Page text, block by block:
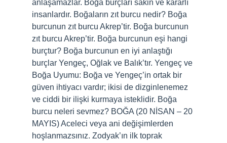
anlaşamazlar. Boğa burçları sakin ve kararlı
insanlardır. Boğaların zıt burcu nedir? Boğa
burcunun zıt burcu Akrep’tir. Boğa burcunun
zıt burcu Akrep’tir. Boğa burcunun eşi hangi
burçtur? Boğa burcunun en iyi anlaştığı
burçlar Yengeç, Oğlak ve Balık’tır. Yengeç ve
Boğa Uyumu: Boğa ve Yengeç’in ortak bir
güven ihtiyacı vardır; ikisi de dizginlenemez
ve ciddi bir ilişki kurmaya isteklidir. Boğa
burcu neleri sevmez? BOĞA (20 NİSAN – 20
MAYIS) Aceleci veya ani değişimlerden
hoşlanmazsınız. Zodyak’ın ilk toprak